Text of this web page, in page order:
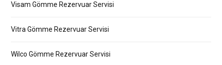
Visam Gömme Rezervuar Servisi
Vitra Gömme Rezervuar Servisi
Wilco Gömme Rezervuar Servisi